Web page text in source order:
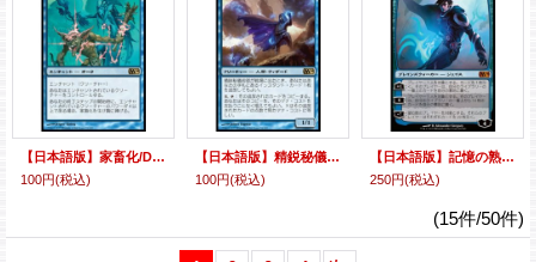
【日本語版】家畜化/Domestication
100円(税込)
【日本語版】精鋭秘儀術師/Elite Arcanist
100円(税込)
【日本語版】記憶の熟達者、ジェイス/Jace, Memory Adept
250円(税込)
(15件/50件)